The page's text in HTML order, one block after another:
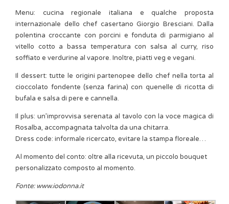
Menu: cucina regionale italiana e qualche proposta
internazionale dello chef casertano Giorgio Bresciani. Dalla
polentina croccante con porcini e fonduta di parmigiano al
vitello cotto a bassa temperatura con salsa al curry, riso
soffiato e verdurine al vapore. Inoltre, piatti veg e vegani.
Il dessert: tutte le origini partenopee dello chef nella torta al
cioccolato fondente (senza farina) con quenelle di ricotta di
bufala e salsa di pere e cannella.
Il plus: un’improvvisa serenata al tavolo con la voce magica di
Rosalba, accompagnata talvolta da una chitarra.
Dress code: informale ricercato, evitare la stampa floreale…
Al momento del conto: oltre alla ricevuta, un piccolo bouquet
personalizzato composto al momento.
Fonte: www.iodonna.it